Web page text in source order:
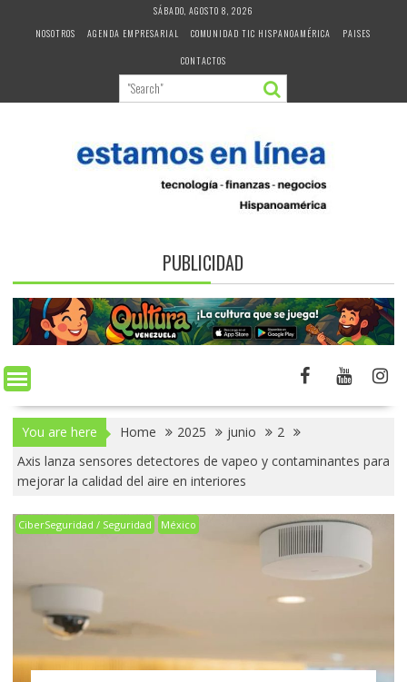
SÁBADO, AGOSTO 8, 2026
NOSOTROS
AGENDA EMPRESARIAL COMUNIDAD TIC HISPANOAMÉRICA
PAISES
CONTACTOS
PUBLICIDAD
You are here Home 2025 junio
2
Axis lanza sensores detectores de vapeo y contaminantes para
mejorar la calidad del aire en interiores
CiberSeguridad / Seguridad México